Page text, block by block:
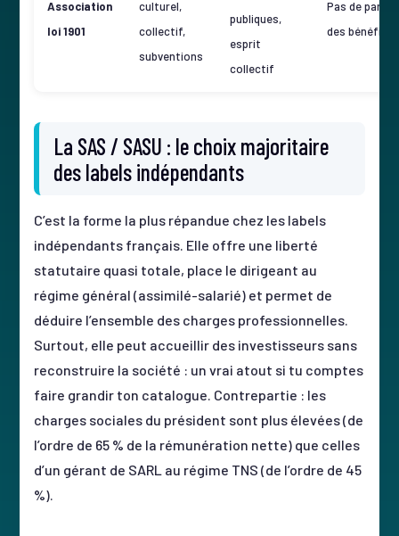
Association
loi 1901
culturel,
collectif,
subventions
publiques,
esprit
collectif
Pas de
des
La SAS / SASU : le choix majoritaire
des labels indépendants
C’est la forme la plus répandue chez les labels
indépendants français. Elle offre une liberté
statutaire quasi totale, place le dirigeant au
régime général (assimilé-salarié) et permet de
déduire l’ensemble des charges professionnelles.
Surtout, elle peut accueillir des investisseurs sans
reconstruire la société : un vrai atout si tu comptes
faire grandir ton catalogue. Contrepartie : les
charges sociales du président sont plus élevées (de
l’ordre de 65 % de la rémunération nette) que celles
d’un gérant de SARL au régime TNS (de l’ordre de 45
%).